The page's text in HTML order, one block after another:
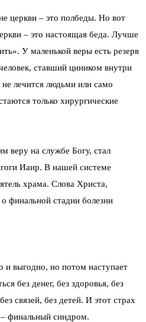
церкви – это полбеды. Но вот
– это настоящая беда. Лучше
У маленькой веры есть резерв
ставший циником внутри
лечится людьми или само
только хирургические
веру на службе Богу, стал
Иаир. В нашей системе
храма. Слова Христа,
финальной стадии болезни
и выгодно, но потом наступает
без денег, без здоровья, без
связей, без детей. И этот страх
– финальный синдром.